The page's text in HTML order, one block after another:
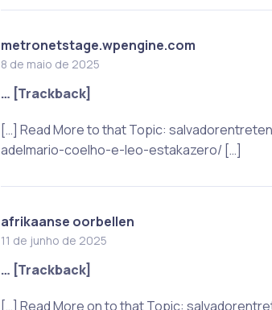
metronetstage.wpengine.com
8 de maio de 2025
… [Trackback]
[…] Read More to that Topic:
adelmario-coelho-e-leo-estakazero/ […]
afrikaanse oorbellen
11 de junho de 2025
… [Trackback]
[…] Read More on to that Topic: